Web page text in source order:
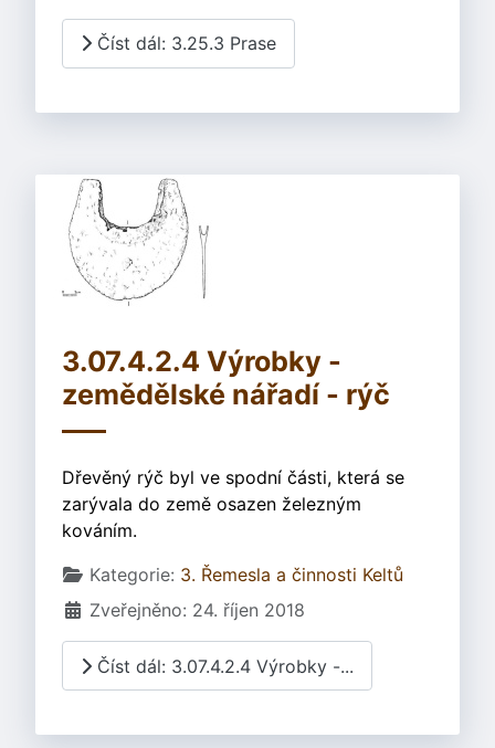
Číst dál: 3.25.3 Prase
3.07.4.2.4 Výrobky -
zemědělské nářadí - rýč
Dřevěný rýč byl ve spodní části, která se
zarývala do země osazen železným
kováním.
Základní údaje
Kategorie: 3. Řemesla a činnosti Keltů
Zveřejněno: 24. říjen 2018
Číst dál: 3.07.4.2.4 Výrobky -...